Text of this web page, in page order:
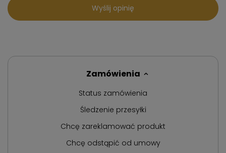
Wyślij opinię
Zamówienia
Status zamówienia
Śledzenie przesyłki
Chcę zareklamować produkt
Chcę odstąpić od umowy